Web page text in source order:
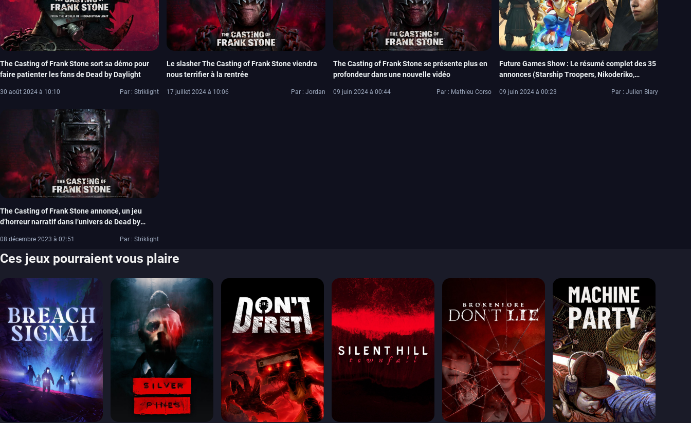
The Casting of Frank Stone sort sa démo pour
faire patienter les fans de Dead by Daylight
30 août 2024 à 10:10 Par : Striklight
Le slasher The Casting of Frank Stone viendra
nous terrifier à la rentrée
17 juillet 2024 à 10:06 Par : Jordan
The Casting of Frank Stone se présente plus en
profondeur dans une nouvelle vidéo
09 juin 2024 à 00:44 Par : Mathieu Corso
Future Games Show : Le résumé complet des 35
annonces (Starship Troopers, Nikoderiko,
09 juin 2024 à 00:23 Par : Julien Blary
The Casting of Frank Stone annoncé, un jeu
d’horreur narratif dans l’univers de Dead by
08 décembre 2023 à 02:51 Par : Striklight
Ces jeux pourraient vous plaire